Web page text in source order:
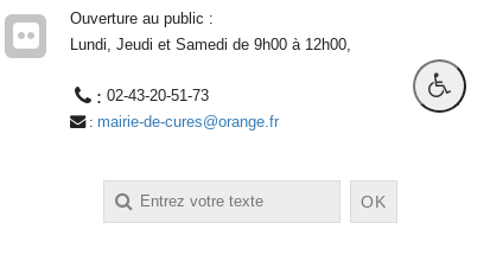
Ouverture au public :
Lundi, Jeudi et Samedi de 9h00 à 12h00,
: 02-43-20-51-73
: mairie-de-cures@orange.fr
OK